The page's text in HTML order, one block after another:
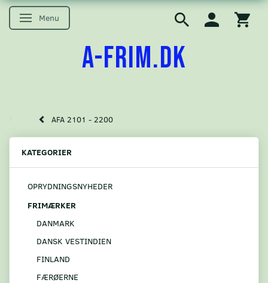
Skifte navigation
Menu
A-FRIM.DK
AFA 2101 - 2200
KATEGORIER
OPRYDNINGSNYHEDER
FRIMÆRKER
DANMARK
DANSK VESTINDIEN
FINLAND
FÆRØERNE